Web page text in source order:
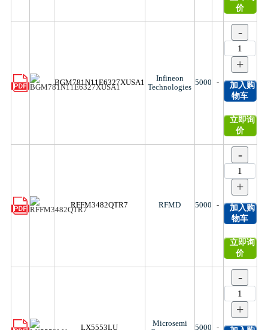
价
BGM781N11E6327XUSA1
Infineon
Technologies
5000 -
-
+
加入购
物车
立即询
价
RFFM3482QTR7 RFMD 5000 -
-
+
加入购
物车
立即询
价
LX5553LU
Microsemi
5000 -
-
+